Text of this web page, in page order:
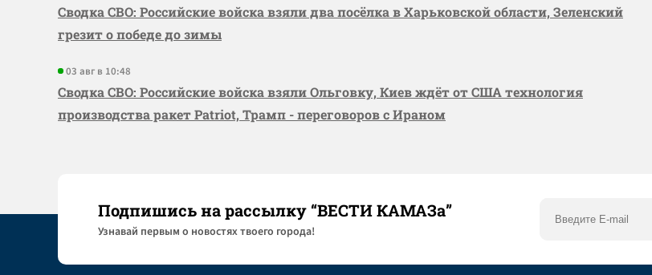
Сводка СВО: Российские войска взяли два посёлка в Харьковской области, Зеленский
грезит о победе до зимы
03 авг в 10:48
Сводка СВО: Российские войска взяли Ольговку, Киев ждёт от США технология
производства ракет Patriot, Трамп - переговоров с Ираном
Подпишись на рассылку “ВЕСТИ КАМАЗа”
Узнaвай первым о новостях твоего города!